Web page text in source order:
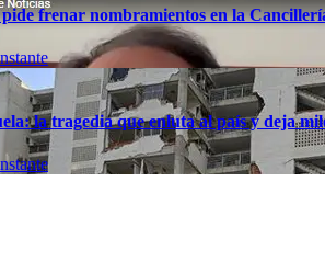
frenar nombramientos en la
la tragedia que enluta al país y deja